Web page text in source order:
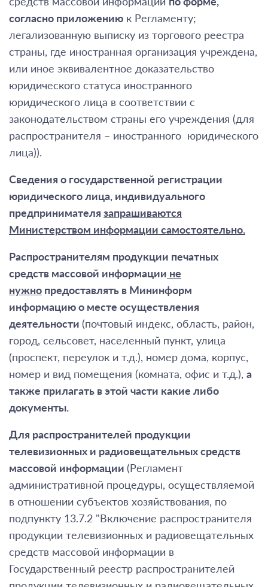
согласно приложению к Регламенту;
легализованную выписку из торгового реестра
страны, где иностранная организация учреждена,
или иное эквивалентное доказательство
юридического статуса иностранного
юридического лица в соответствии с
законодательством страны его учреждения (для
распространителя – иностранного юридического
лица)).
Сведения о государственной регистрации
юридического лица, индивидуального
предпринимателя запрашиваются
Министерством информации самостоятельно.
Распространителям продукции печатных
средств массовой информации не
нужно предоставлять в Мининформ
информацию о месте осуществления
деятельности (почтовый индекс, область, район,
город, сельсовет, населенный пункт, улица
(проспект, переулок и т.д.), номер дома, корпус,
номер и вид помещения (комната, офис и т.д.), а
также прилагать в этой части какие либо
документы.
Для распространителей продукции
телевизионных и радиовещательных средств
массовой информации (Регламент
административной процедуры, осуществляемой
в отношении субъектов хозяйствования, по
подпункту 13.7.2 "Включение распространителя
продукции телевизионных и радиовещательных
средств массовой информации в
Государственный реестр распространителей